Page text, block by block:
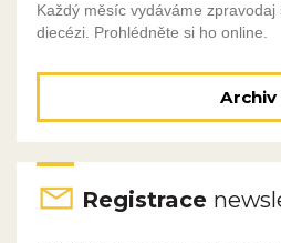
Každý měsíc vydáváme
diecézi. Prohlédněte si ho online.
Archiv
Registrace